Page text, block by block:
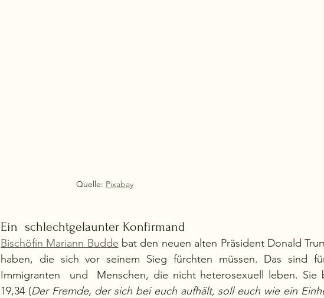
Quelle: Pixabay
Ein  schlechtgelaunter Konfirmand
Bischöfin Mariann Budde bat den neuen alten Präsident Donald
haben, die sich vor seinem Sieg fürchten müssen. Das sind
Immigranten  und  Menschen, die nicht heterosexuell leben. Sie
19,34 (Der Fremde, der sich bei euch aufhält, soll euch wie ein